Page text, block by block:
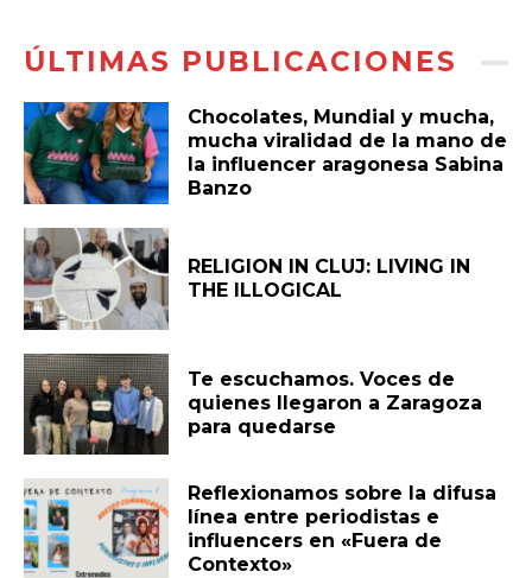
ÚLTIMAS PUBLICACIONES
Chocolates, Mundial y mucha,
mucha viralidad de la mano de
la influencer aragonesa Sabina
Banzo
RELIGION IN CLUJ: LIVING IN
THE ILLOGICAL
Te escuchamos. Voces de
quienes llegaron a Zaragoza
para quedarse
Reflexionamos sobre la difusa
línea entre periodistas e
influencers en «Fuera de
Contexto»